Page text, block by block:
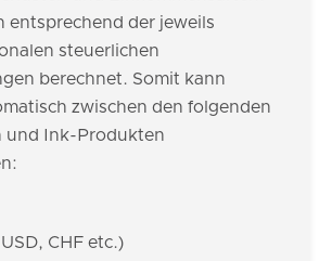
entsprechend der jeweils
steuerlichen
berechnet. Somit kann
zwischen den folgenden
und Ink-Produkten
CHF etc.)